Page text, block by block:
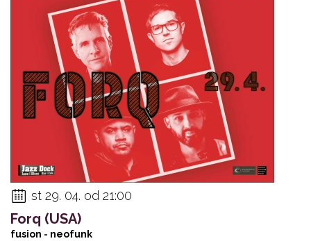
st 29. 04. od 21:00
Forq (USA)
fusion - neofunk